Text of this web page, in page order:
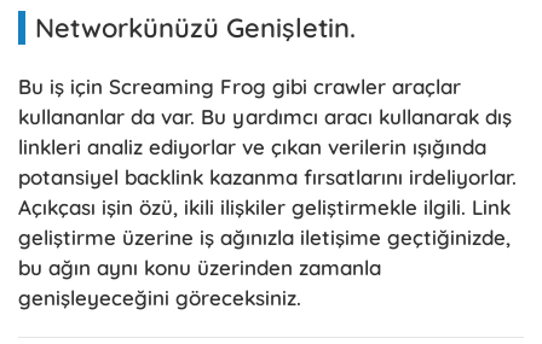
Networkünüzü Genişletin.
Bu iş için Screaming Frog gibi crawler araçlar
kullananlar da var. Bu yardımcı aracı kullanarak dış
linkleri analiz ediyorlar ve çıkan verilerin ışığında
potansiyel backlink kazanma fırsatlarını irdeliyorlar.
Açıkçası işin özü, ikili ilişkiler geliştirmekle ilgili. Link
geliştirme üzerine iş ağınızla iletişime geçtiğinizde,
bu ağın aynı konu üzerinden zamanla
genişleyeceğini göreceksiniz.